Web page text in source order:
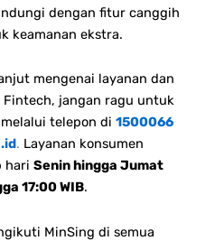
dengan fitur canggih
keamanan ekstra.
mengenai layanan dan
jangan ragu untuk
telepon di 1500066
. Layanan konsumen
hari Senin hingga Jumat
17:00 WIB.
MinSing di semua